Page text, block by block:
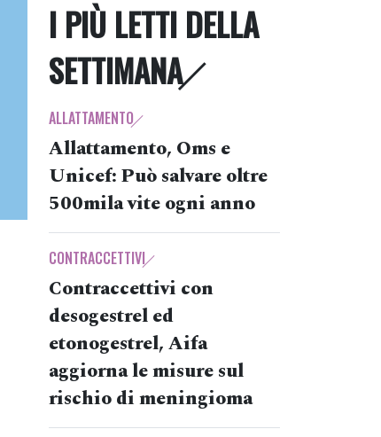
I PIÙ LETTI DELLA
SETTIMANA
ALLATTAMENTO
Allattamento, Oms e
Unicef: Può salvare oltre
500mila vite ogni anno
CONTRACCETTIVI
Contraccettivi con
desogestrel ed
etonogestrel, Aifa
aggiorna le misure sul
rischio di meningioma